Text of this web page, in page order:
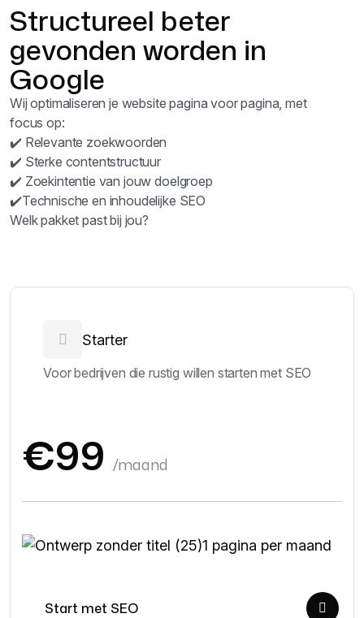
Structureel beter
gevonden worden in
Google
Wij optimaliseren je website pagina voor pagina, met
focus op:
✔️ Relevante zoekwoorden
✔️ Sterke contentstructuur
✔️ Zoekintentie van jouw doelgroep
✔️Technische en inhoudelijke SEO
Welk pakket past bij jou?
Starter
Voor bedrijven die rustig willen starten met SEO
€99 /maand
1 pagina per maand
Start met SEO